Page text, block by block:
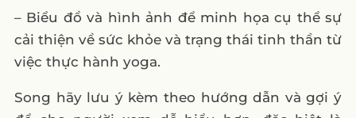
– Biểu đồ và hình ảnh để minh họa cụ thể sự
cải thiện về sức khỏe và trạng thái tinh thần từ
việc thực hành yoga.
Song hãy lưu ý kèm theo hướng dẫn và gợi ý